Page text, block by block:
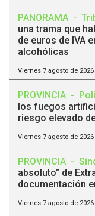
PANORAMA -
una trama que
de euros de IVA
alcohólicas
Viernes 7 agosto de 2026
PROVINCIA -
los fuegos
riesgo elevado
Viernes 7 agosto de 2026
PROVINCIA -
absoluto" de
documentación
Viernes 7 agosto de 2026